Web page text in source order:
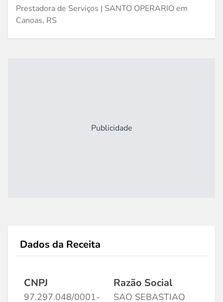
Prestadora de Serviços | SANTO OPERARIO em
Canoas, RS
Publicidade
Dados da Receita
CNPJ
97.297.048/0001-
Razão Social
SAO SEBASTIAO